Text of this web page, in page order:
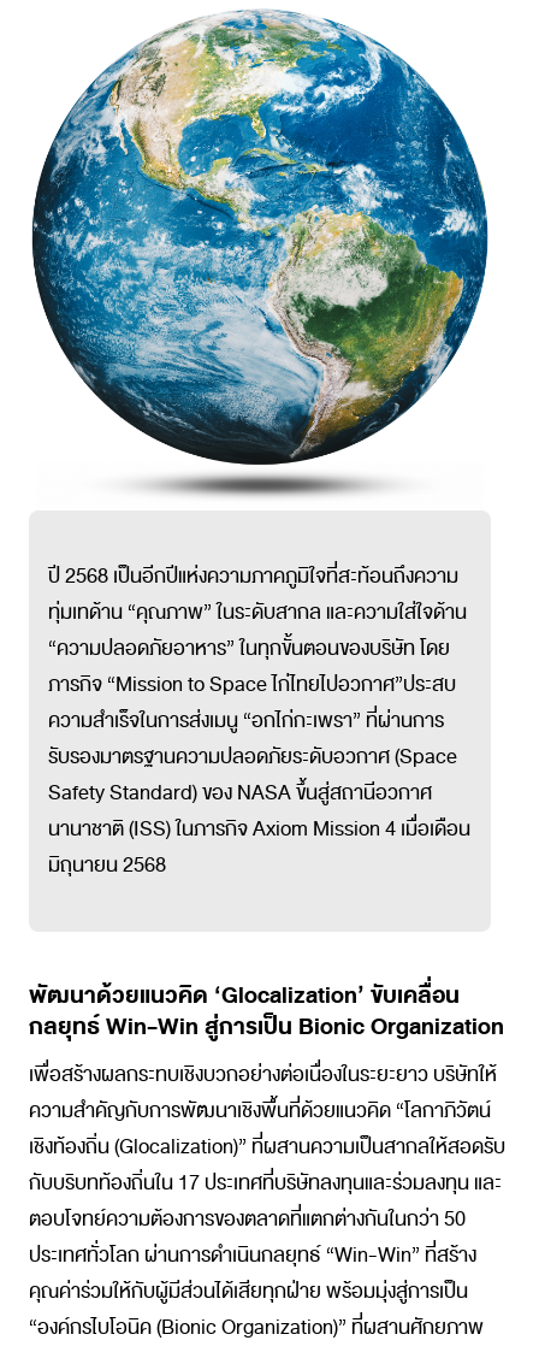
ปี 2568 เป็นอีกปีแห่งความภาคภูมิใจที่สะท้อนถึงความ
ทุ่มเทด้าน “คุณภาพ” ในระดับสากล และความใส่ใจด้าน
“ความปลอดภัยอาหาร” ในทุกขั้นตอนของบริษัท โดย
ภารกิจ “Mission to Space ไก่ไทยไปอวกาศ”ประสบ
ความสำเร็จในการส่งเมนู “อกไก่กะเพรา” ที่ผ่านการ
รับรองมาตรฐานความปลอดภัยระดับอวกาศ (Space
Safety Standard) ของ NASA ขึ้นสู่สถานีอวกาศ
นานาชาติ (ISS) ในภารกิจ Axiom Mission 4 เมื่อเดือน
มิถุนายน 2568
พัฒนาด้วยแนวคิด ‘Glocalization’ ขับเคลื่อน
กลยุทธ์ Win-Win สู่การเป็น Bionic Organization
เพื่อสร้างผลกระทบเชิงบวกอย่างต่อเนื่องในระยะยาว บริษัทให้
ความสำคัญกับการพัฒนาเชิงพื้นที่ด้วยแนวคิด “โลกาภิวัตน์
เชิงท้องถิ่น (Glocalization)” ที่ผสานความเป็นสากลให้สอดรับ
กับบริบทท้องถิ่นใน 17 ประเทศที่บริษัทลงทุนและร่วมลงทุน และ
ตอบโจทย์ความต้องการของตลาดที่แตกต่างกันในกว่า 50
ประเทศทั่วโลก ผ่านการดำเนินกลยุทธ์ “Win-Win” ที่สร้าง
คุณค่าร่วมให้กับผู้มีส่วนได้เสียทุกฝ่าย พร้อมมุ่งสู่การเป็น
“องค์กรไบโอนิค (Bionic Organization)” ที่ผสานศักยภาพ